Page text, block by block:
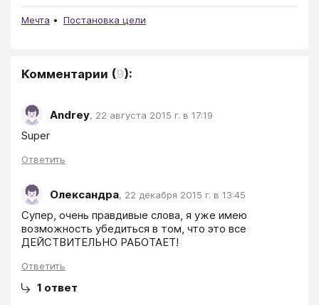
Мечта Постановка цели
Комментарии (9):
Andrey, 22 августа 2015 г. в 17:19
Super
Ответить
Олександра, 22 декабря 2015 г. в 13:45
Супер, очень правдивые слова, я уже имею
возможность убедиться в том, что это все
ДЕЙСТВИТЕЛЬНО РАБОТАЕТ!
Ответить
1 ответ